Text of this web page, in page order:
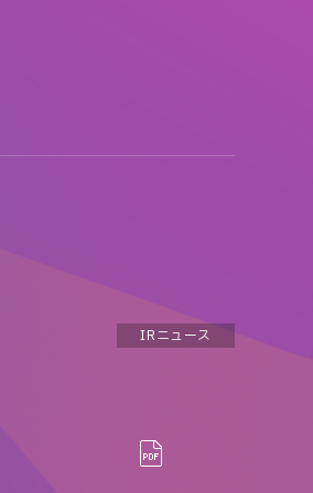
IRニュース